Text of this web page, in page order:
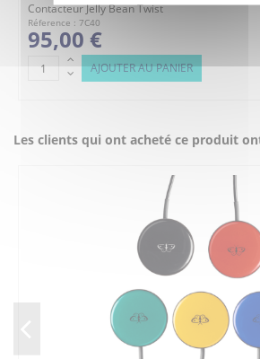
Contacteur Jelly Bean Twist
Réference : 7C40
95,00 €
AJOUTER AU PANIER
Les clients qui ont acheté ce produit